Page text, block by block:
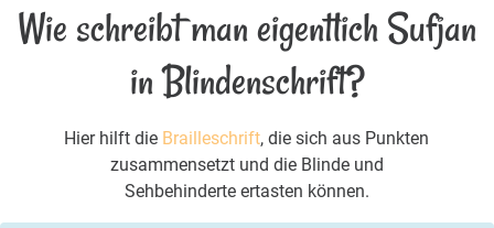
Wie schreibt man eigentlich Sufjan
in Blindenschrift?
Hier hilft die Brailleschrift, die sich aus Punkten
zusammensetzt und die Blinde und
Sehbehinderte ertasten können.